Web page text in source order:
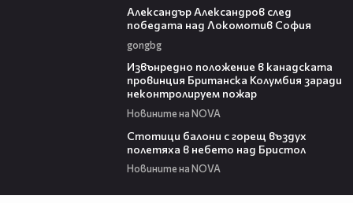
Александър Александров след
победата над Локомотив София
gongbg
Извънредно положение в канадската
провинция Британска Колумбия заради
неконтролируем пожар
Новините на NOVA
Стотици балони с горещ въздух
полетяха в небето над Бристол
Новините на NOVA